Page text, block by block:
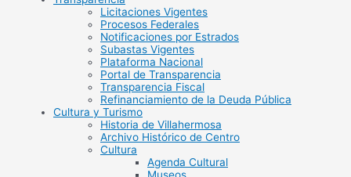
Licitaciones Vigentes
Procesos Federales
Notificaciones por Estrados
Subastas Vigentes
Plataforma Nacional
Portal de Transparencia
Transparencia Fiscal
Refinanciamiento de la Deuda Pública
Cultura y Turismo
Historia de Villahermosa
Archivo Histórico de Centro
Cultura
Agenda Cultural